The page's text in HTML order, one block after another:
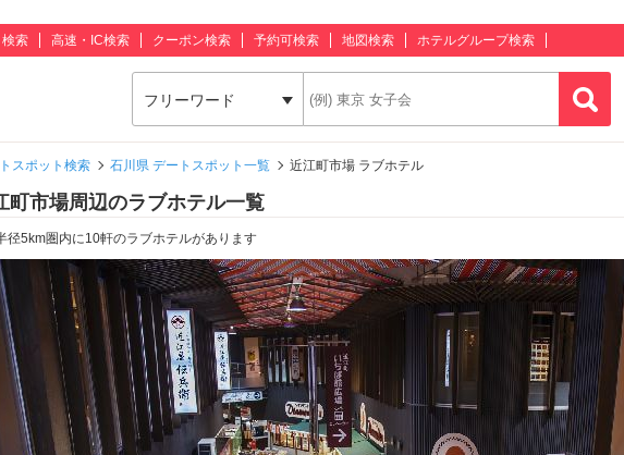
索 高速・IC検索 クーポン検索 予約可検索 地図検索 ホテルグループ検索
フリーワード
スポット検索 石川県 デートスポット一覧 近江町市場 ラブホテル
町市場周辺のラブホテル一覧
径5km圏内に10軒のラブホテルがあります